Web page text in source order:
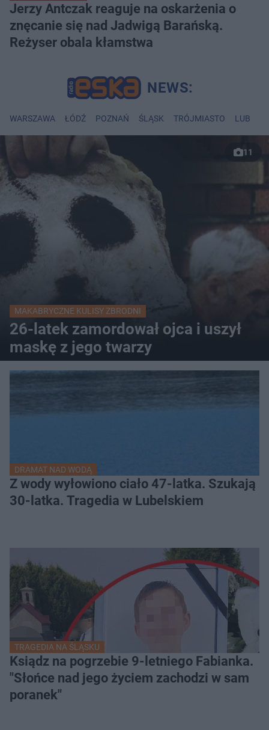
Jerzy Antczak reaguje na oskarżenia o
znęcanie się nad Jadwigą Barańską.
Reżyser obala kłamstwa
WARSZAWA ŁÓDŹ POZNAŃ ŚLĄSK TRÓJMIASTO LUBLIN
11
MAKABRYCZNE KULISY ZBRODNI
26-latek zamordował ojca i uszył
maskę z jego twarzy
DRAMAT NAD WODĄ
Z wody wyłowiono ciało 47-latka. Szukają
30-latka. Tragedia w Lubelskiem
TRAGEDIA NA ŚLĄSKU
Ksiądz na pogrzebie 9-letniego Fabianka.
"Słońce nad jego życiem zachodzi w sam
poranek"